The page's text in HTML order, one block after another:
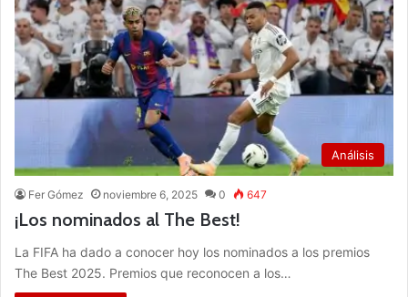
Análisis
Fer Gómez noviembre 6, 2025 0 647
¡Los nominados al The Best!
La FIFA ha dado a conocer hoy los nominados a los premios
The Best 2025. Premios que reconocen a los…